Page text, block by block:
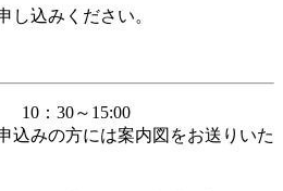
し込みください。
10：30～15:00
込みの方には案内図をお送りいた